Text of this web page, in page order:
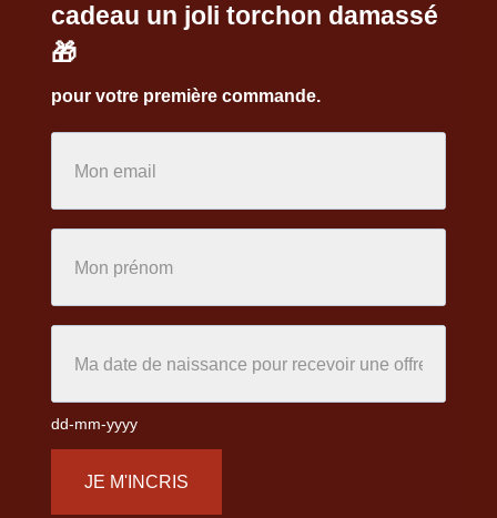
cadeau un joli torchon damassé
🎁
pour votre première commande.
dd-mm-yyyy
JE M'INCRIS